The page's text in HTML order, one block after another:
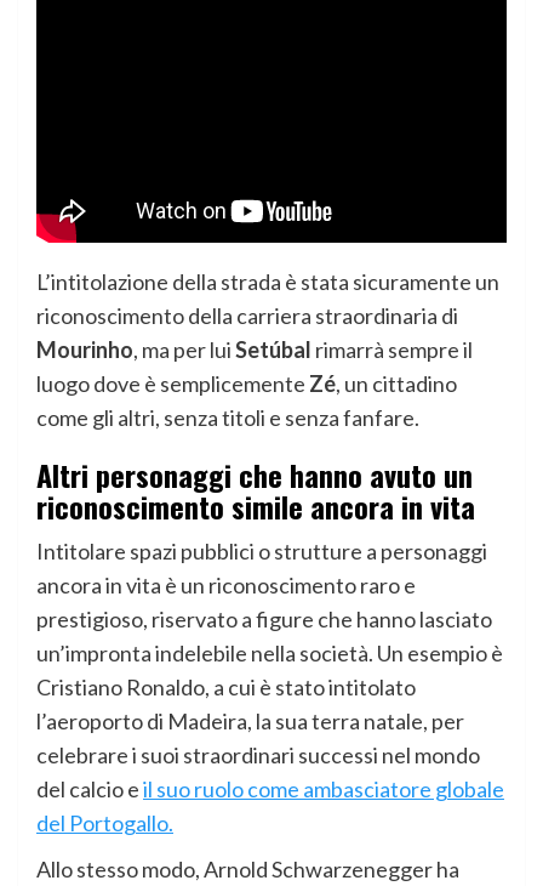
L’intitolazione della strada è stata sicuramente un
riconoscimento della carriera straordinaria di
Mourinho, ma per luiSetúbal rimarrà sempre il
luogo dove è semplicemente Zé, un cittadino
come gli altri, senza titoli e senza fanfare.
Altri personaggi che hanno avuto un
riconoscimento simile ancora in vita
Intitolare spazi pubblici o strutture a personaggi
ancora in vita è un riconoscimento raro e
prestigioso, riservato a figure che hanno lasciato
un’impronta indelebile nella società. Un esempio è
Cristiano Ronaldo, a cui è stato intitolato
l’aeroporto di Madeira, la sua terra natale, per
celebrare i suoi straordinari successi nel mondo
del calcio eil suo ruolo come ambasciatore globale
del Portogallo.
Allo stesso modo, Arnold Schwarzenegger ha